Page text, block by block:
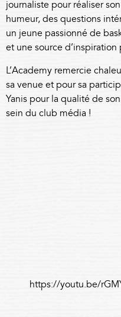
journaliste pour réaliser
humeur, des questions
un jeune passionné de
et une source
L’Academy remercie
sa venue et pour sa
Yanis pour la qualité de
sein du club média !
https://youtu.be/